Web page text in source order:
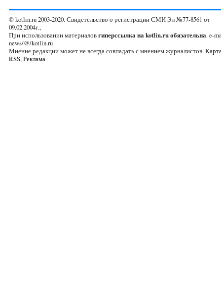
© kotlin.ru 2003-2020. Свидетельство о регистрации СМИ Эл №77-8561 от
09.02.2004г.,
При использовании материаловгиперссылка на kotlin.ru обязательна. e-
news/@/kotlin.ru
Мнение редакции может не всегда совпадать с мнением журналистов.
RSS,Реклама